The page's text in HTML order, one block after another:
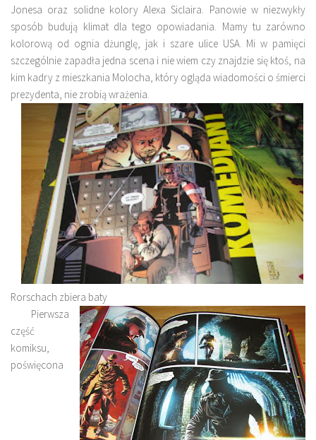
Jonesa oraz solidne kolory Alexa Siclaira. Panowie w niezwykły
sposób budują klimat dla tego opowiadania. Mamy tu zarówno
kolorową od ognia dżunglę, jak i szare ulice USA. Mi w pamięci
szczególnie zapadła jedna scena i nie wiem czy znajdzie się ktoś, na
kim kadry z mieszkania Molocha, który ogląda wiadomości o śmierci
prezydenta, nie zrobią wrażenia.
Rorschach zbiera baty
Pierwsza
część
komiksu,
poświęcona